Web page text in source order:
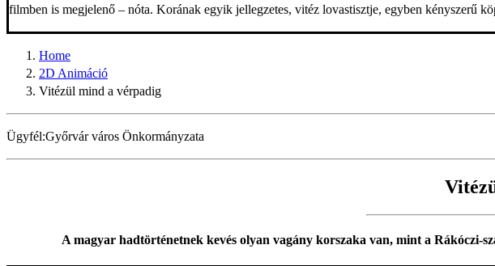
filmben is megjelenő – nóta. Korának egyik jellegzetes, vitéz lovastisztje, egyben kényszerű
Home
2D Animáció
Vitézül mind a vérpadig
Ügyfél:Győrvár város Önkormányzata
A magyar hadtörténetnek kevés olyan vagány korszaka van, mint a Rákóczi-